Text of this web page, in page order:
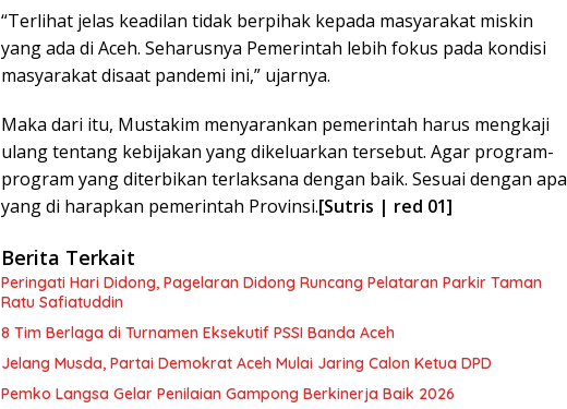
“Terlihat jelas keadilan tidak berpihak kepada masyarakat miskin
yang ada di Aceh. Seharusnya Pemerintah lebih fokus pada kondisi
masyarakat disaat pandemi ini,” ujarnya.
Maka dari itu, Mustakim menyarankan pemerintah harus mengkaji
ulang tentang kebijakan yang dikeluarkan tersebut. Agar program-
program yang diterbikan terlaksana dengan baik. Sesuai dengan apa
yang di harapkan pemerintah Provinsi.[Sutris | red 01]
Berita Terkait
Peringati Hari Didong, Pagelaran Didong Runcang Pelataran Parkir Taman
Ratu Safiatuddin
8 Tim Berlaga di Turnamen Eksekutif PSSI Banda Aceh
Jelang Musda, Partai Demokrat Aceh Mulai Jaring Calon Ketua DPD
Pemko Langsa Gelar Penilaian Gampong Berkinerja Baik 2026